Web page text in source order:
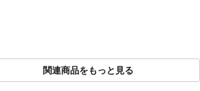
関連商品をもっと見る